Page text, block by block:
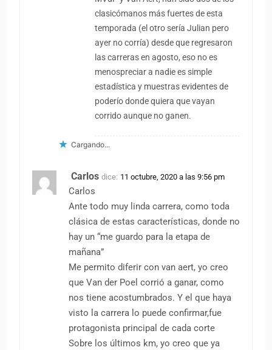
clasicómanos más fuertes de esta
temporada (el otro sería Julian pero
ayer no corría) desde que regresaron
las carreras en agosto, eso no es
menospreciar a nadie es simple
estadística y muestras evidentes de
poderío donde quiera que vayan
corrido aunque no ganen.
Cargando...
Carlos dice: 11 octubre, 2020 a las 9:56 pm
Carlos
Ante todo muy linda carrera, como toda
clásica de estas características, donde no
hay un “me guardo para la etapa de
mañana”
Me permito diferir con van aert, yo creo
que Van der Poel corrió a ganar, como
nos tiene acostumbrados. Y el que haya
visto la carrera lo puede confirmar,fue
protagonista principal de cada corte
Sobre los últimos km, yo creo que ya